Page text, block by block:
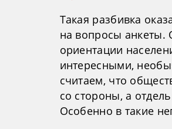
Такая разбивка
на вопросы анкеты.
ориентации
интересными,
считаем, что
со стороны, а
Особенно в такие